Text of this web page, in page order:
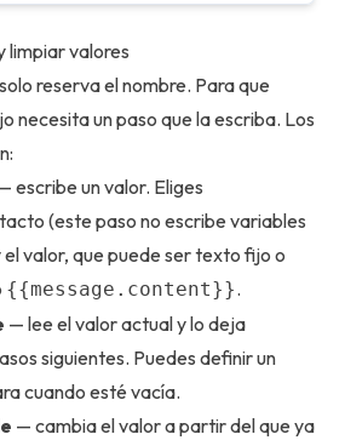
limpiar valores
reserva el nombre. Para que
necesita un paso que la escriba. Los
escribe un valor. Eliges
(este paso no escribe variables
valor, que puede ser texto fijo o
{{message.content}}.
— lee el valor actual y lo deja
siguientes. Puedes definir un
cuando esté vacía.
— cambia el valor a partir del que ya